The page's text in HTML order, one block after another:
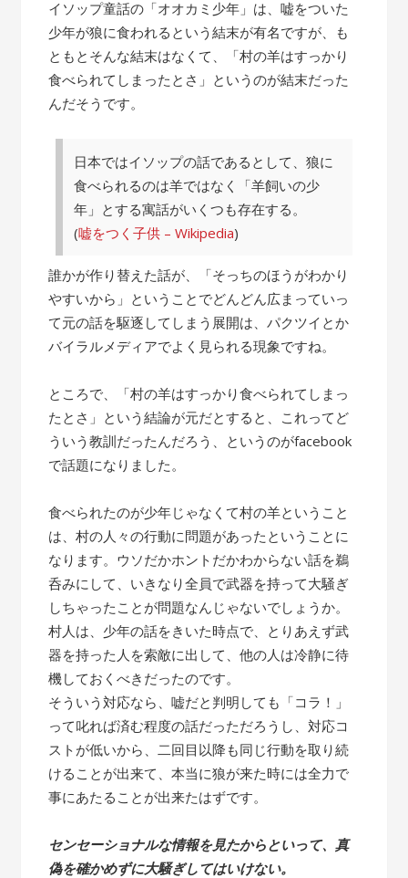
話”
イソップ童話の「オオカミ少年」は、嘘をついた
少年が狼に食われるという結末が有名ですが、も
ともとそんな結末はなくて、「村の羊はすっかり
食べられてしまったとさ」というのが結末だった
んだそうです。
日本ではイソップの話であるとして、狼に
食べられるのは羊ではなく「羊飼いの少
年」とする寓話がいくつも存在する。
(嘘をつく子供 – Wikipedia)
誰かが作り替えた話が、「そっちのほうがわかり
やすいから」ということでどんどん広まっていっ
て元の話を駆逐してしまう展開は、パクツイとか
バイラルメディアでよく見られる現象ですね。
ところで、「村の羊はすっかり食べられてしまっ
たとさ」という結論が元だとすると、これってど
ういう教訓だったんだろう、というのがfacebook
で話題になりました。
食べられたのが少年じゃなくて村の羊ということ
は、村の人々の行動に問題があったということに
なります。ウソだかホントだかわからない話を鵜
呑みにして、いきなり全員で武器を持って大騒ぎ
しちゃったことが問題なんじゃないでしょうか。
村人は、少年の話をきいた時点で、とりあえず武
器を持った人を索敵に出して、他の人は冷静に待
機しておくべきだったのです。
そういう対応なら、嘘だと判明しても「コラ！」
って叱れば済む程度の話だっただろうし、対応コ
ストが低いから、二回目以降も同じ行動を取り続
けることが出来て、本当に狼が来た時には全力で
事にあたることが出来たはずです。
センセーショナルな情報を見たからといって、真
偽を確かめずに大騒ぎしてはいけない。